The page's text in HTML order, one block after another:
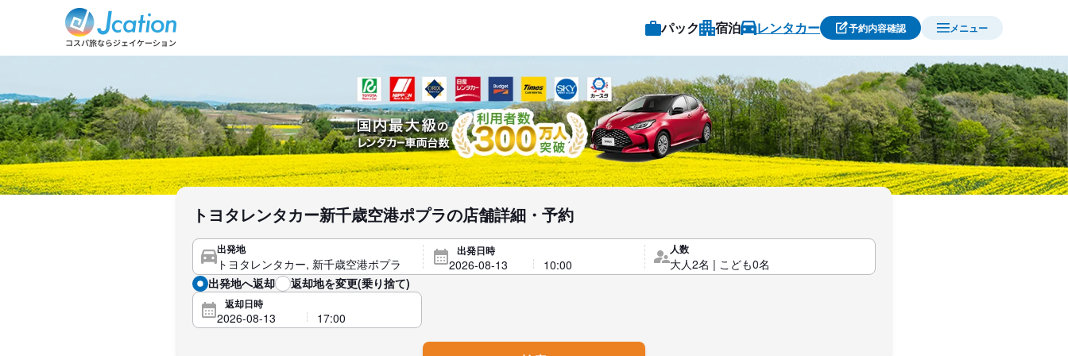
パック 宿泊 レンタカー 予約内容確認 メニュー
トヨタレンタカー新千歳空港ポプラの店舗詳細・予約
出発地 出発日時 人数
出発地へ返却 返却地を変更(乗り捨て)
返却日時